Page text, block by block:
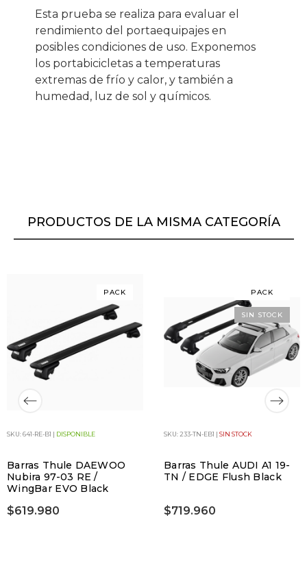
Esta prueba se realiza para evaluar el
rendimiento del portaequipajes en
posibles condiciones de uso. Exponemos
los portabicicletas a temperaturas
extremas de frío y calor, y también a
humedad, luz de sol y químicos.
PRODUCTOS DE LA MISMA CATEGORÍA
SKU: 641-RE-B1 | DISPONIBLE
Barras Thule DAEWOO
Nubira 97-03 RE /
WingBar EVO Black
$619.980
PACK
SKU: 233-TN-EB1 | SIN STOCK
Barras Thule AUDI A1 19-
TN / EDGE Flush Black
$719.960
PACK
SIN STOCK